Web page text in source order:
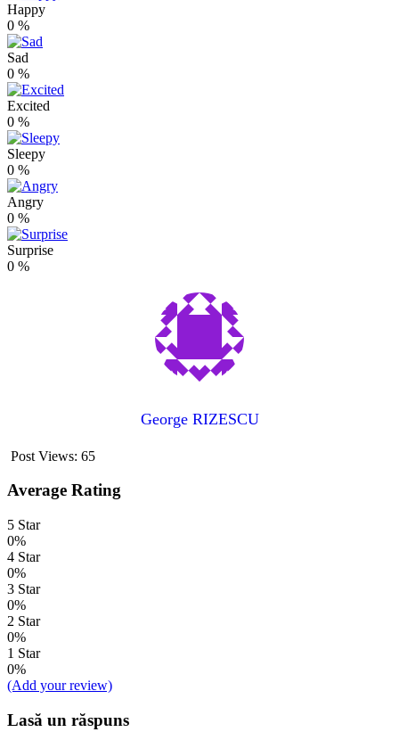
Happy
0 %
Sad
0 %
Excited
0 %
Sleepy
0 %
Angry
0 %
Surprise
0 %
George RIZESCU
Post Views: 65
Average Rating
5 Star
0%
4 Star
0%
3 Star
0%
2 Star
0%
1 Star
0%
(Add your review)
Lasă un răspuns